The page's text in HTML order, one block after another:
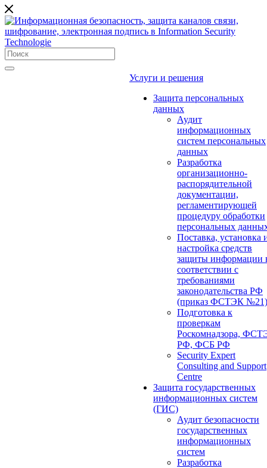
Услуги и решения
Защита персональных
данных
Аудит
информационных
систем персональных
данных
Разработка
организационно-
распорядительной
документации,
регламентирующей
процедуру обработки
персональных
Поставка, установка
настройка средств
защиты информации
соответствии с
требованиями
законодательства РФ
(приказ ФСТЭК №21)
Подготовка к
проверкам
Роскомнадзора,
РФ, ФСБ РФ
Security Expert
Consulting and Support
Centre
Защита государственных
информационных систем
(ГИС)
Аудит безопасности
государственных
информационных
систем
Разработка